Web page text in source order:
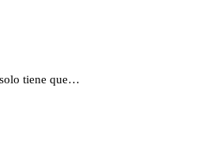
solo tiene que…